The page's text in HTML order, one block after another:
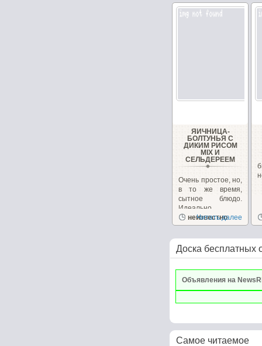
ЯИЧНИЦА-
БОЛТУНЬЯ С
ДИКИМ РИСОМ
MIX И
СЕЛЬДЕРЕЕМ
Очень простое, но,
в то же время,
сытное блюдо.
Идеально
подойдет для
завтрака....
неизвестно
Читать далее
Доска бесплатных
Объявления на
Самое читаемое